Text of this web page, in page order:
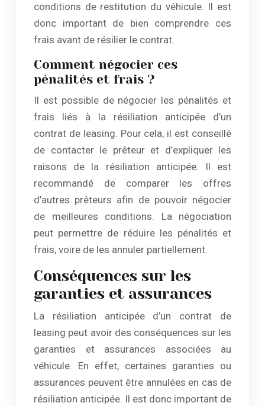
conditions de restitution du véhicule. Il est
donc important de bien comprendre ces
frais avant de résilier le contrat.
Comment négocier ces
pénalités et frais ?
Il est possible de négocier les pénalités et
frais liés à la résiliation anticipée d’un
contrat de leasing. Pour cela, il est conseillé
de contacter le prêteur et d’expliquer les
raisons de la résiliation anticipée. Il est
recommandé de comparer les offres
d’autres prêteurs afin de pouvoir négocier
de meilleures conditions. La négociation
peut permettre de réduire les pénalités et
frais, voire de les annuler partiellement.
Conséquences sur les
garanties et assurances
La résiliation anticipée d’un contrat de
leasing peut avoir des conséquences sur les
garanties et assurances associées au
véhicule. En effet, certaines garanties ou
assurances peuvent être annulées en cas de
résiliation anticipée. Il est donc important de